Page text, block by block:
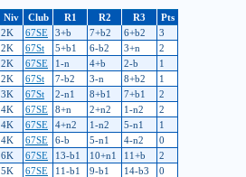
Niv Club R1 R2 R3
Pts
2K 67SE 3+b 7+b2 6+b2
3
2K 67St 5+b1 6-b2 3+n
2
2K 67SE 1-n 4+b 2-b
1
2K 67St 7-b2 3-n 8+b2
1
3K 67St 2-n1 8+b1 7+b1
2
4K 67SE 8+n 2+n2 1-n2
2
4K 67SE 4+n2 1-n2 5-n1
1
4K 67SE 6-b 5-n1 4-n2
0
6K 67SE 13-b1 10+n1 11+b
2
5K 67SE 11-b1 9-b1 14-b3
0